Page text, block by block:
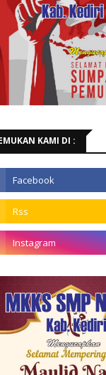
KAMI DI :